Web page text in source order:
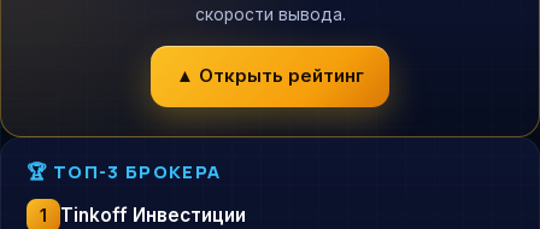
скорости вывода.
▲ Открыть рейтинг
🏆 ТОП-3 БРОКЕРА
1 Tinkoff Инвестиции